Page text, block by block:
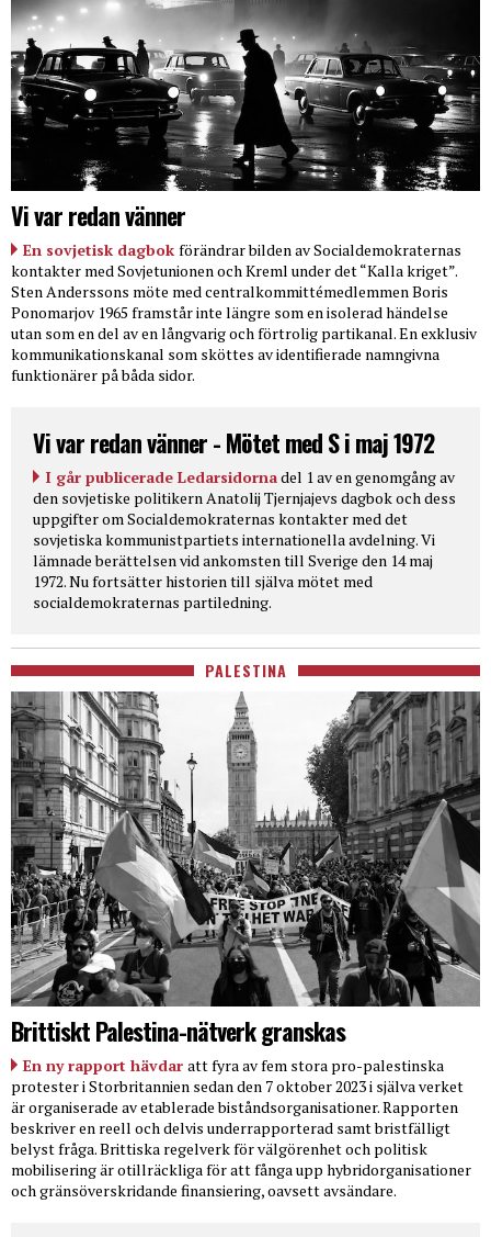
Vi var redan vänner
En sovjetisk dagbok förändrar bilden av Socialdemokraternas
kontakter med Sovjetunionen och Kreml under det “Kalla kriget”.
Sten Anderssons möte med centralkommittémedlemmen Boris
Ponomarjov 1965 framstår inte längre som en isolerad händelse
utan som en del av en långvarig och förtrolig partikanal. En exklusiv
kommunikationskanal som sköttes av identifierade namngivna
funktionärer på båda sidor.
Vi var redan vänner - Mötet med S i maj 1972
I går publicerade Ledarsidornadel 1 av en genomgång av
den sovjetiske politikern Anatolij Tjernjajevs dagbok och dess
uppgifter om Socialdemokraternas kontakter med det
sovjetiska kommunistpartiets internationella avdelning. Vi
lämnade berättelsen vid ankomsten till Sverige den 14 maj
1972. Nu fortsätter historien till själva mötet med
socialdemokraternas partiledning.
PALESTINA
Brittiskt Palestina-nätverk granskas
En ny rapport hävdar att fyra av fem stora pro-palestinska
protester i Storbritannien sedan den 7 oktober 2023 i själva verket
är organiserade av etablerade biståndsorganisationer. Rapporten
beskriver en reell och delvis underrapporterad samt bristfälligt
belyst fråga. Brittiska regelverk för välgörenhet och politisk
mobilisering är otillräckliga för att fånga upp hybridorganisationer
och gränsöverskridande finansiering, oavsett avsändare.